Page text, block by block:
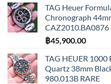
TAG Heuer
Chronograph
CAZ2010.BA0876
฿45,900.00
TAG HEUER
Quartz 38mm
980.013B RARE